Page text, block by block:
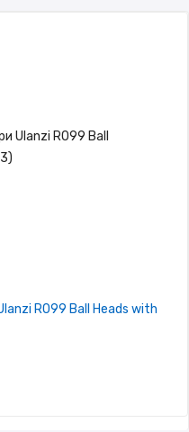
R099 Ball Heads with